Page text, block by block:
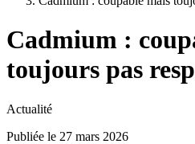
Cadmium :
toujours pas
Actualité
Publiée le 27 mars 2026